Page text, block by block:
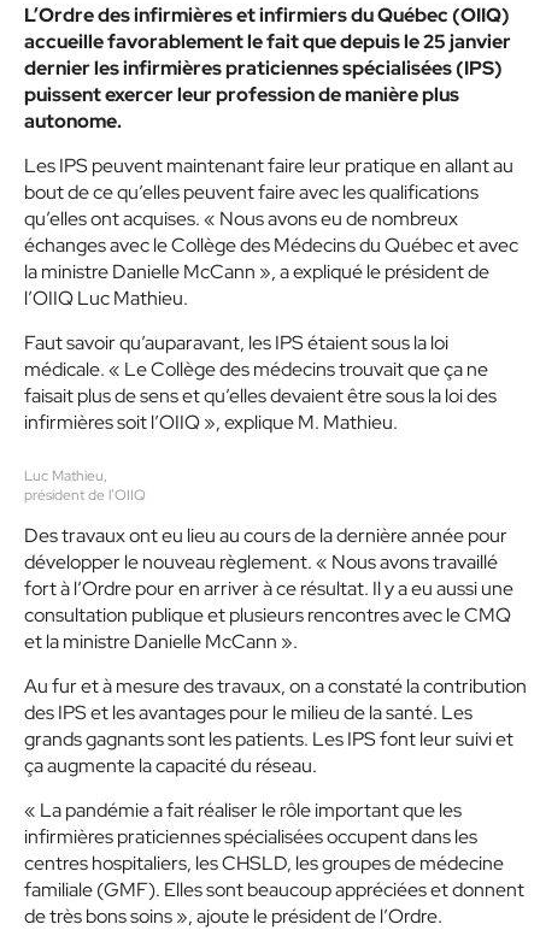
L’Ordre des infirmières et infirmiers du Québec (OIIQ)
accueille favorablement le fait que depuis le 25 janvier
dernier les infirmières praticiennes spécialisées (IPS)
puissent exercer leur profession de manière plus
autonome.
Les IPS peuvent maintenant faire leur pratique en allant au
bout de ce qu’elles peuventfaire avec les qualifications
qu’elles ont acquises.« Nous avons eu de nombreux
échanges avec le Collège des Médecins du Québec et avec
la ministre Danielle McCann », a expliqué le président de
l’OIIQ Luc Mathieu.
Faut savoir qu’auparavant, les IPS étaient sous la loi
médicale.« Le Collège des médecins trouvait que ça ne
faisait plus de sens et qu’elles devaient être sous la loi des
infirmières soit l’OIIQ », explique M. Mathieu.
Luc Mathieu,
président de l’OIIQ
Des travaux ont eu lieu au cours de la dernière année pour
développer le nouveau règlement.« Nous avons travaillé
fort à l’Ordre pour en arriver à ce résultat. Il y a eu aussi une
consultation publique et plusieurs rencontres avec le CMQ
et la ministre Danielle McCann ».
Au fur et à mesure des travaux, on a constaté la contribution
des IPS et les avantages pour le milieu de la santé. Les
grands gagnants sont les patients. Les IPS font leur suivi et
ça augmente la capacité du réseau.
« La pandémie a fait réaliser le rôle important que les
infirmières praticiennes spécialisées occupent dans les
centres hospitaliers, les CHSLD, les groupes de médecine
familiale (GMF). Elles sont beaucoup appréciées et donnent
de très bons soins », ajoute le président de l’Ordre.